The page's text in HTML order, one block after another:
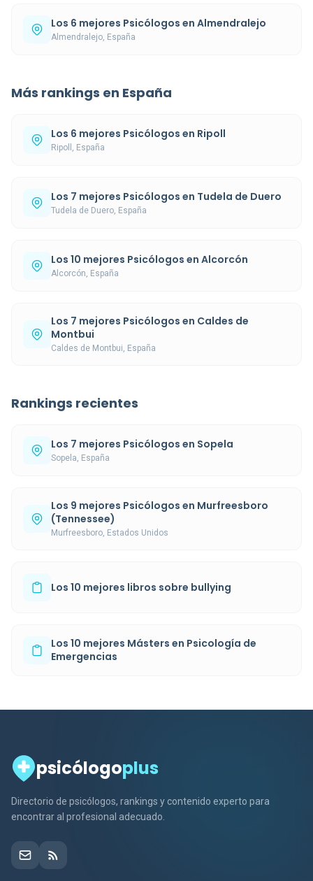
Los 6 mejores Psicólogos en Almendralejo
Almendralejo, España
Más rankings en España
Los 6 mejores Psicólogos en Ripoll
Ripoll, España
Los 7 mejores Psicólogos en Tudela de Duero
Tudela de Duero, España
Los 10 mejores Psicólogos en Alcorcón
Alcorcón, España
Los 7 mejores Psicólogos en Caldes de
Montbui
Caldes de Montbui, España
Rankings recientes
Los 7 mejores Psicólogos en Sopela
Sopela, España
Los 9 mejores Psicólogos en Murfreesboro
(Tennessee)
Murfreesboro, Estados Unidos
Los 10 mejores libros sobre bullying
Los 10 mejores Másters en Psicología de
Emergencias
psicólogoplus
Directorio de psicólogos, rankings y contenido experto para
encontrar al profesional adecuado.